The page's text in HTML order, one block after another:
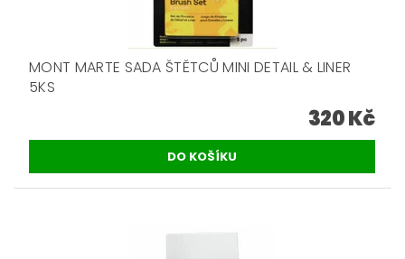
MONT MARTE SADA ŠTĚTCŮ MINI DETAIL & LINER
5KS
320 Kč